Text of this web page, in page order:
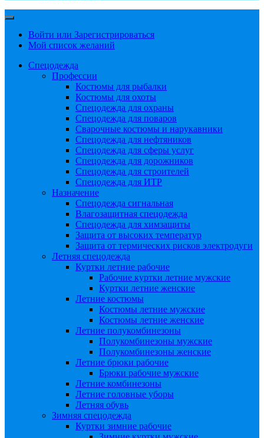
Войти или Зарегистрироваться
Мой список желаний
Спецодежда
Профессии
Костюмы для рыбалки
Костюмы для охоты
Спецодежда для охраны
Спецодежда для поваров
Сварочные костюмы и нарукавники
Спецодежда для нефтяников
Спецодежда для сферы услуг
Спецодежда для дорожников
Спецодежда для строителей
Спецодежда для ИТР
Назначение
Спецодежда сигнальная
Влагозащитная спецодежда
Спецодежда для химзащиты
Защита от высоких температур
Защита от термических рисков электродуги
Летняя спецодежда
Куртки летние рабочие
Рабочие куртки летние мужские
Куртки летние женские
Летние костюмы
Костюмы летние мужские
Костюмы летние женские
Летние полукомбинезоны
Полукомбинезоны мужские
Полукомбинезоны женские
Летние брюки рабочие
Брюки рабочие мужские
Летние комбинезоны
Летние головные уборы
Летняя обувь
Зимняя спецодежда
Куртки зимние рабочие